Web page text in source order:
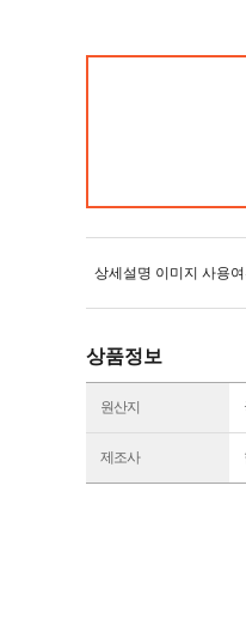
상세설명 이미지 사용
상품정보
원산지
제조사